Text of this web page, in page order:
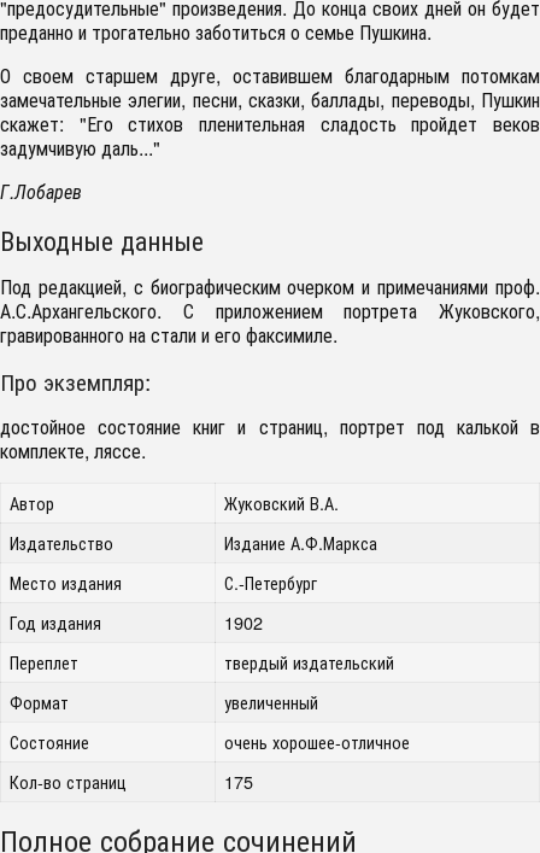
"предосудительные" произведения. До конца своих дней он будет
преданно и трогательно заботиться о семье Пушкина.
О своем старшем друге, оставившем благодарным потомкам
замечательные элегии, песни, сказки, баллады, переводы, Пушкин
скажет: "Его стихов пленительная сладость пройдет веков
задумчивую даль..."
Г.Лобарев
Выходные данные
Под редакцией, с биографическим очерком и примечаниями проф.
А.С.Архангельского. С приложением портрета Жуковского,
гравированного на стали и его факсимиле.
Про экземпляр:
достойное состояние книг и страниц, портрет под калькой в
комплекте, ляссе.
Автор
Жуковский В.А.
Издательство
Издание А.Ф.Маркса
Место издания
С.-Петербург
Год издания
1902
Переплет
твердый издательский
Формат
увеличенный
Состояние
очень хорошее-отличное
Кол-во страниц
175
Полное собрание сочинений